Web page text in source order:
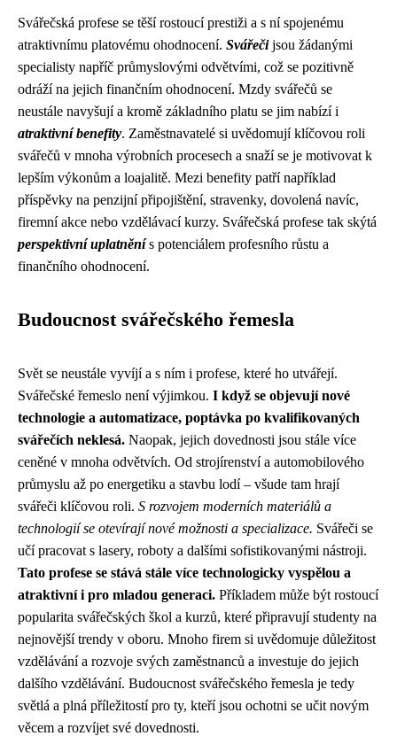
Svářečská profese se těší rostoucí prestiži a s ní spojenému
atraktivnímu platovému ohodnocení. Svářečijsou žádanými
specialisty napříč průmyslovými odvětvími, což se pozitivně
odráží na jejich finančním ohodnocení. Mzdy svářečů se
neustále navyšují a kromě základního platu se jim nabízí i
atraktivní benefity. Zaměstnavatelé si uvědomují klíčovou roli
svářečů v mnoha výrobních procesech a snaží se je motivovat k
lepším výkonům a loajalitě. Mezi benefity patří například
příspěvky na penzijní připojištění, stravenky, dovolená navíc,
firemní akce nebo vzdělávací kurzy. Svářečská profese tak skýtá
perspektivní uplatněnís potenciálem profesního růstu a
finančního ohodnocení.
Budoucnost svářečského řemesla
Svět se neustále vyvíjí a s ním i profese, které ho utvářejí.
Svářečské řemeslo není výjimkou. I když se objevují nové
technologie a automatizace, poptávka po kvalifikovaných
svářečích neklesá. Naopak, jejich dovednosti jsou stále více
ceněné v mnoha odvětvích. Od strojírenství a automobilového
průmyslu až po energetiku a stavbu lodí – všude tam hrají
svářeči klíčovou roli. S rozvojem moderních materiálů a
technologií se otevírají nové možnosti a specializace. Svářeči se
učí pracovat s lasery, roboty a dalšími sofistikovanými nástroji.
Tato profese se stává stále více technologicky vyspělou a
atraktivní i pro mladou generaci. Příkladem může být rostoucí
popularita svářečských škol a kurzů, které připravují studenty na
nejnovější trendy v oboru. Mnoho firem si uvědomuje důležitost
vzdělávání a rozvoje svých zaměstnanců a investuje do jejich
dalšího vzdělávání. Budoucnost svářečského řemesla je tedy
světlá a plná příležitostí pro ty, kteří jsou ochotni se učit novým
věcem a rozvíjet své dovednosti.